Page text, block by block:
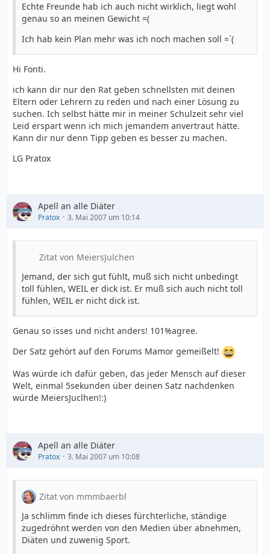
Echte Freunde hab ich auch nicht wirklich, liegt wohl
genau so an meinen Gewicht =(
Ich hab kein Plan mehr was ich noch machen soll =`(
Hi Fonti.
ich kann dir nur den Rat geben schnellsten mit deinen
Eltern oder Lehrern zu reden und nach einer Lösung zu
suchen. Ich selbst hätte mir in meiner Schulzeit sehr viel
Leid erspart wenn ich mich jemandem anvertraut hätte.
Kann dir nur denn Tipp geben es besser zu machen.
LG Pratox
Apell an alle Diäter
Pratox 3. Mai 2007 um 10:14
Zitat von MeiersJulchen
Jemand, der sich gut fühlt, muß sich nicht unbedingt
toll fühlen, WEIL er dick ist. Er muß sich auch nicht toll
fühlen, WEIL er nicht dick ist.
Genau so isses und nicht anders! 101%agree.
Der Satz gehört auf den Forums Mamor gemeißelt!
Was würde ich dafür geben, das jeder Mensch auf dieser
Welt, einmal 5sekunden über deinen Satz nachdenken
würde MeiersJuclhen!:)
Apell an alle Diäter
Pratox 3. Mai 2007 um 10:08
Zitat von mmmbaerbl
Ja schlimm finde ich dieses fürchterliche, ständige
zugedröhnt werden von den Medien über abnehmen,
Diäten und zuwenig Sport.